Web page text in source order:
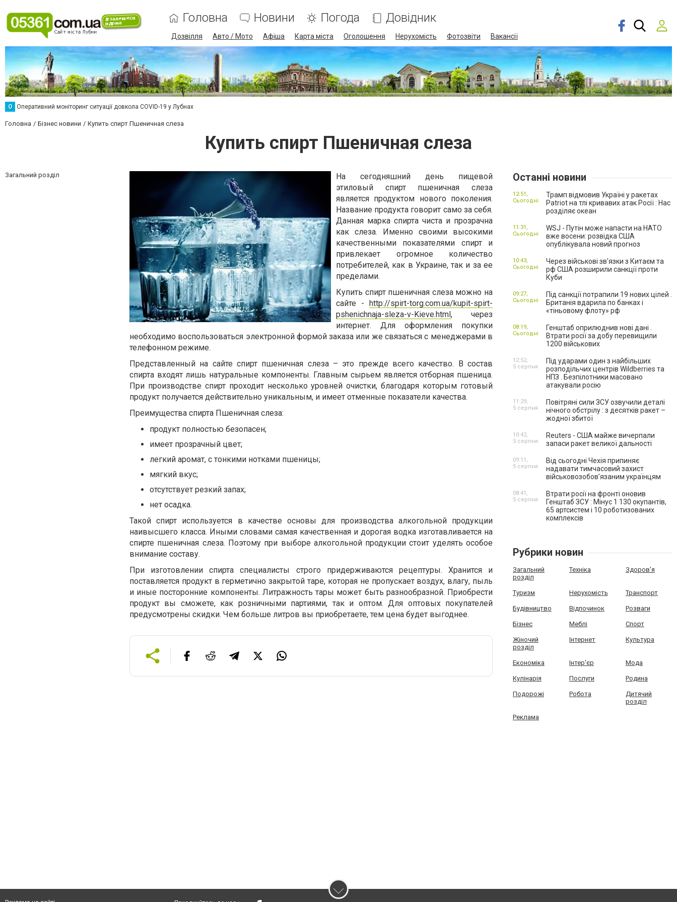
Головна Новини Погода Довідник
Дозвілля Авто / Мото Афіша Карта міста Оголошення Нерухомість Фотозвіти Вакансії
О Оперативний моніторинг ситуації довкола COVID-19 у Лубнах
Головна Бізнес новини Купить спирт Пшеничная слеза
Купить спирт Пшеничная слеза
Загальний розділ
На сегодняшний день пищевой
этиловый спирт пшеничная слеза
является продуктом нового поколения.
Название продукта говорит само за себя.
Данная марка спирта чиста и прозрачна
как слеза. Именно своими высокими
качественными показателями спирт и
привлекает огромное количество
потребителей, как в Украине, так и за ее
пределами.
Купить спирт пшеничная слезаможно на
сайте - http://spirt-torg.com.ua/kupit-spirt-
pshenichnaja-sleza-v-Kieve.html, через
интернет. Для оформления покупки
необходимо воспользоваться электронной формой заказа или же связаться с менеджерами в
телефонном режиме.
Представленный на сайте спирт пшеничная слеза – это прежде всего качество. В состав
спирта входят лишь натуральные компоненты. Главным сырьем является отборная пшеница.
При производстве спирт проходит несколько уровней очистки, благодаря которым готовый
продукт получается действительно уникальным, и имеет отменные показатели качества.
Преимущества спирта Пшеничная слеза:
продукт полностью безопасен;
имеет прозрачный цвет;
легкий аромат, с тонкими нотками пшеницы;
мягкий вкус;
отсутствует резкий запах;
нет осадка.
Такой спирт используется в качестве основы для производства алкогольной продукции
наивысшего класса. Иными словами самая качественная и дорогая водка изготавливается на
спирте пшеничная слеза. Поэтому при выборе алкогольной продукции стоит уделять особое
внимание составу.
При изготовлении спирта специалисты строго придерживаются рецептуры. Хранится и
поставляется продукт в герметично закрытой таре, которая не пропускает воздух, влагу, пыль
и иные посторонние компоненты. Литражность тары может быть разнообразной. Приобрести
продукт вы сможете, как розничными партиями, так и оптом. Для оптовых покупателей
предусмотрены скидки. Чем больше литров вы приобретаете, тем цена будет выгоднее.
Останні новини
Трамп відмовив Україні у ракетах
Patriot на тлі кривавих атак Росії : Нас
розділяє океан
12:51,
Сьогодні
WSJ - Путін може напасти на НАТО
вже восени: розвідка США
опублікувала новий прогноз
11:31,
Сьогодні
Через військові зв'язки з Китаєм та
рф США розширили санкції проти
Куби
10:43,
Сьогодні
Під санкції потрапили 19 нових цілей .
Британія вдарила по банках і
«тіньовому флоту» рф
09:27,
Сьогодні
Генштаб оприлюднив нові дані .
Втрати росії за добу перевищили
1200 військових
08:19,
Сьогодні
Під ударами один з найбільших
розподільчих центрів Wildberries та
НПЗ . Безпілотники масовано
атакували росію
12:52,
5 серпня
Повітряні сили ЗСУ озвучили деталі
нічного обстрілу : з десятків ракет –
жодної збитої
11:29,
5 серпня
Reuters - США майже вичерпали
запаси ракет великої дальності
10:42,
5 серпня
Від сьогодні Чехія припиняє
надавати тимчасовий захист
військовозобов’язаним українцям
09:11,
5 серпня
Втрати росії на фронті оновив
Генштаб ЗСУ : Мінус 1 130 окупантів,
65 артсистем і 10 роботизованих
комплексів
08:41,
5 серпня
Рубрики новин
Загальний
розділ
Техніка Здоров'я
Туризм Нерухомість Транспорт
Будівництво Відпочинок Розваги
Бізнес Меблі Спорт
Жіночий
розділ
Інтернет Культура
Економіка Інтер'єр Мода
Кулінарія Послуги Родина
Подорожі Робота
Дитячий
розділ
Реклама